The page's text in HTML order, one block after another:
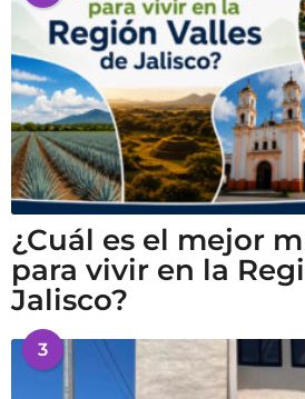
¿Cuál es el mejor
para vivir en la
Jalisco?
3